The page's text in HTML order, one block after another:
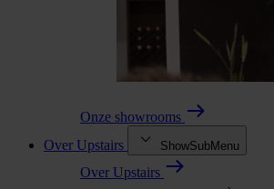
Onze showrooms
Over Upstairs
ShowSubMenu
Over Upstairs